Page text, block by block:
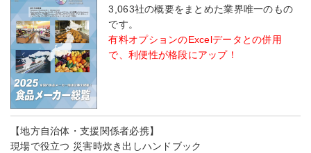
3,063社の概要をまとめた業界唯一のもの
です。
有料オプションのExcelデータとの併用
で、利便性が格段にアップ！
【地方自治体・支援関係者必携】
現場で役立つ 災害時炊き出しハンドブック